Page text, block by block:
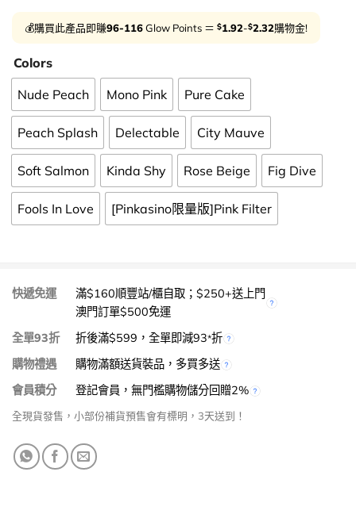
💰購買此產品即賺96-116Glow Points ＝ $1.92-$2.32購物金!
Colors
Nude Peach Mono Pink Pure Cake
Peach Splash Delectable City Mauve
Soft Salmon Kinda Shy Rose Beige Fig Dive
Fools In Love [Pinkasino限量版]Pink Filter
快遞免運
滿$160順豐站/櫃自取；$250+送上門
澳門訂單$500免運
全單93折
折後滿$599，全單即減93*折
購物禮遇
購物滿額送貨裝品，多買多送
會員積分
登記會員，無門檻購物儲分回贈2%
全現貨發售，小部份補貨預售會有標明，3天送到！